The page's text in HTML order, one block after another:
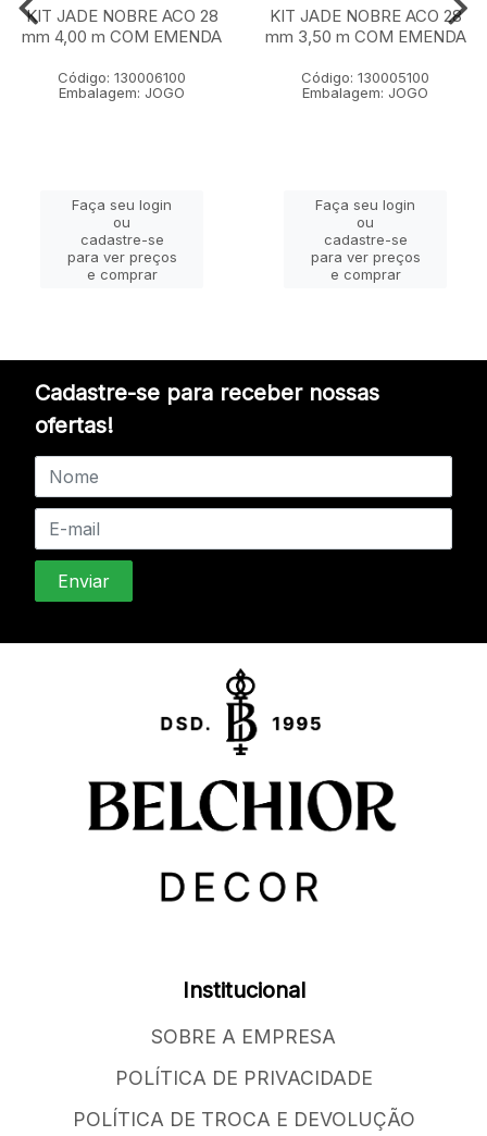
KIT JADE NOBRE ACO 28
mm 4,00 m COM EMENDA
Código: 130006100
Embalagem: JOGO
Faça seu login
ou
cadastre-se
para ver preços
e comprar
KIT JADE NOBRE ACO 28
mm 3,50 m COM EMENDA
Código: 130005100
Embalagem: JOGO
Faça seu login
ou
cadastre-se
para ver preços
e comprar
Cadastre-se para receber nossas
ofertas!
Institucional
SOBRE A EMPRESA
POLÍTICA DE PRIVACIDADE
POLÍTICA DE TROCA E DEVOLUÇÃO